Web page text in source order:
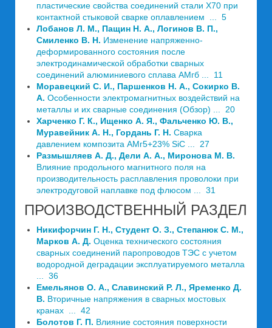
пластические свойства соединений стали Х70 при
контактной стыковой сварке оплавлением ... 5
Лобанов Л. М., Пащин Н. А., Логинов В. П.,
Смиленко В. Н. Изменение напряженно-
деформированного состояния после
электродинамической обработки сварных
соединений алюминиевого сплава АМгб ... 11
Моравецкий С. И., Паршенков Н. А., Сокирко В.
А. Особенности электромагнитных воздействий на
металлы и их сварные соединения (Обзор) ... 20
Харченко Г. К., Ищенко А. Я., Фальченко Ю. В.,
Муравейник А. Н., Гордань Г. Н. Сварка
давлением композита АМг5+23% SiC ... 27
Размышляев А. Д., Дели А. А., Миронова М. В.
Влияние продольного магнитного поля на
производительность расплавления проволоки при
электродуговой наплавке под флюсом ... 31
ПРОИЗВОДСТВЕННЫЙ РАЗДЕЛ
Никифорчин Г. Н., Студент О. З., Степанюк С. М.,
Марков A. Д. Оценка технического состояния
сварных соединений паропроводов ТЭС с учетом
водородной деградации эксплуатируемого металла
... 36
Емельянов О. А., Славинский Р. Л., Яременко Д.
В. Вторичные напряжения в сварных мостовых
кранах ... 42
Болотов Г. П. Влияние состояния поверхности